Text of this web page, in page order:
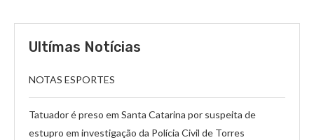
Ultímas Notícias
NOTAS ESPORTES
Tatuador é preso em Santa Catarina por suspeita de
estupro em investigação da Polícia Civil de Torres